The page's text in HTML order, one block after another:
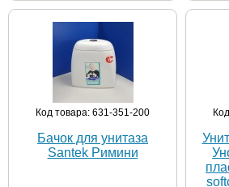
Код товара: 631-351-200
Бачок для унитаза
Santek Римини